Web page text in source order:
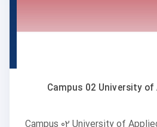
Campus 02 University